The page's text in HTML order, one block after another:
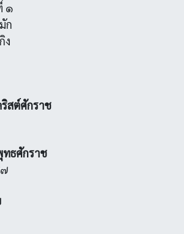
๑
ก
ง
ริสต์ศักราช
ทธศักราช